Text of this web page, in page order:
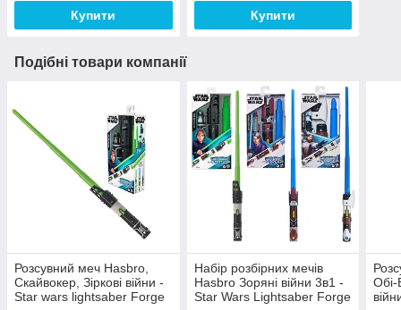
Купити Купити
Подібні товари компанії
Розсувний меч Hasbro,
Скайвокер, Зіркові війни -
Star wars lightsaber Forge
Набір розбірних мечів
Hasbro Зоряні війни 3в1 -
Star Wars Lightsaber Forge
Обі-